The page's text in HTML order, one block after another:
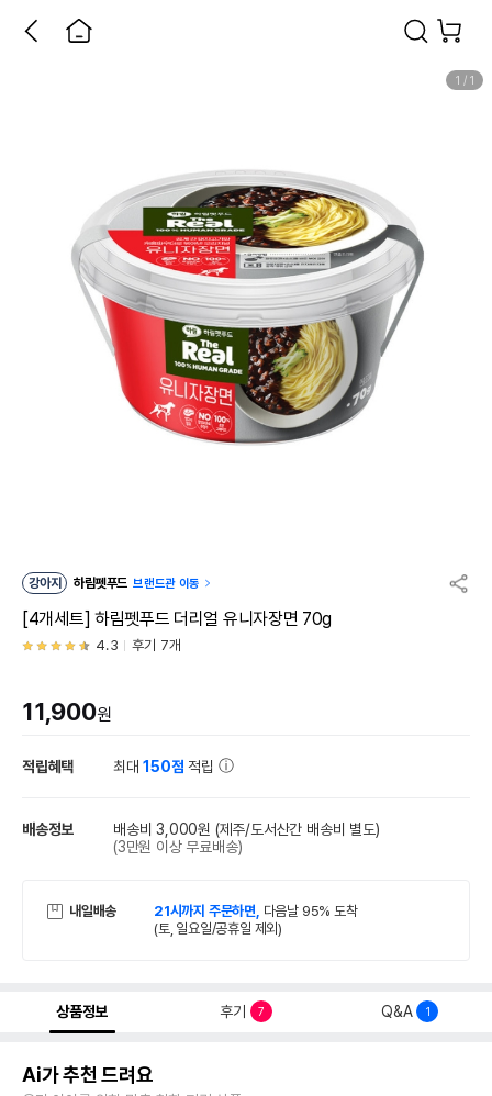
1 / 1
강아지 하림펫푸드 브랜드관 이동
[4개세트] 하림펫푸드 더리얼 유니자장면 70g
4.3 후기 7개
11,900원
적립혜택 최대150점 적립
배송정보 배송비 3,000원 (제주/도서산간 배송비 별도)
(3만원 이상 무료배송)
내일배송 21시까지 주문하면, 다음날 95% 도착
(토, 일요일/공휴일 제외)
상품정보 후기 7 Q&A 1
Ai가 추천 드려요